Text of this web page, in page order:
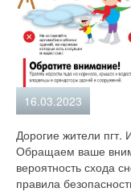
16.03.2023
Дорогие жители пгт.
Обращаем ваше
вероятность схода
правила